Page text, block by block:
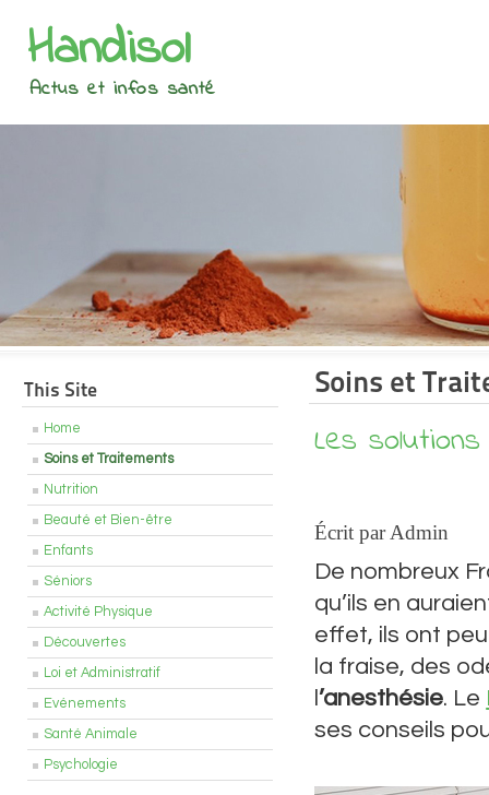
Handisol
Actus et infos santé
This Site
Home
Soins et Traitements
Nutrition
Beauté et Bien-être
Enfants
Séniors
Activité Physique
Découvertes
Loi et Administratif
Evénements
Santé Animale
Psychologie
Soins et
Les
Écrit par Admin
De nombreux
qu’ils en
effet, ils ont
la fraise, des
l’anesthésie. Le
ses conseils